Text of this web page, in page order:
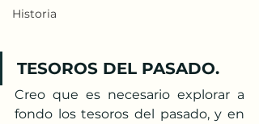
Historia
TESOROS DEL PASADO.
Creo que es necesario explorar a
fondo los tesoros del pasado, y en